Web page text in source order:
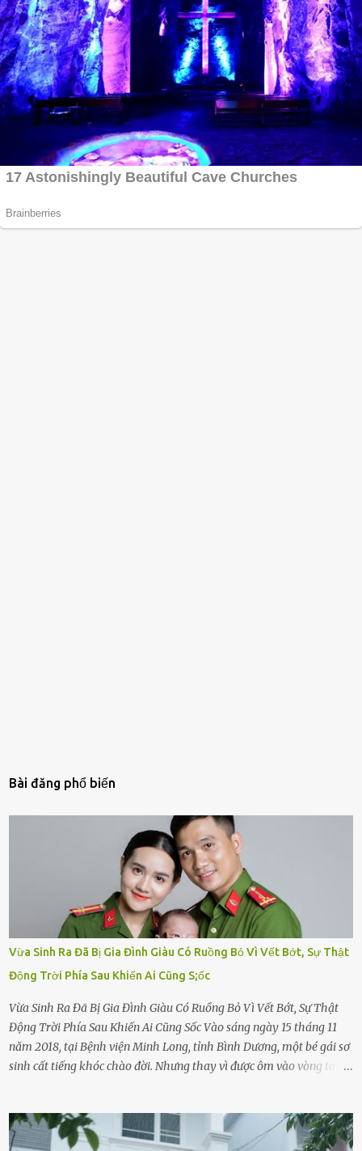
Bài đăng phổ biến
Vừa Sinh Ra Đã Bị Gia Đình Giàu Có Ruồng Bỏ Vì Vết Bớt, Sự Thật
Động Trời Phía Sau Khiến Ai Cũng S;ốc
Vừa Sinh Ra Đã Bị Gia Đình Giàu Có Ruồng Bỏ Vì Vết Bớt, Sự Thật
Động Trời Phía Sau Khiến Ai Cũng Sốc Vào sáng ngày 15 tháng 11
năm 2018, tại Bệnh viện Minh Long, tỉnh Bình Dương, một bé gái sơ
sinh cất tiếng khóc chào đời. Nhưng thay vì được ôm vào vòng tay
hảo, địa vị cao sang của ông Trần Quốc Tùng xem như điềm gở. Ông
Tùng, một doanh nhân quyền lực có tiếng ở Bình Dương, cùng vợ là